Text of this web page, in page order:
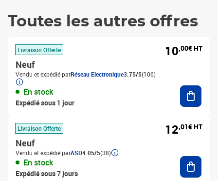
Toutes les autres offres
Livraison Offerte
Neuf
Vendu et expédié parRéseau Electronique3.75/5(106)
En stock
Expédié sous 1 jour
10,00€ HT
Livraison Offerte
Neuf
Vendu et expédié parASD4.05/5(38)
En stock
Expédié sous 7 jours
12,01€ HT